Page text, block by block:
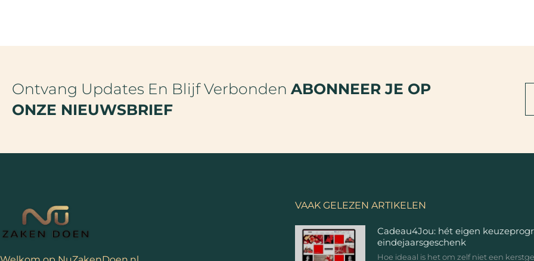
Ontvang Updates En Blijf Verbonden ABONNEER JE OP
ONZE NIEUWSBRIEF
VAAK GELEZEN ARTIKELEN
Cadeau4Jou: hét eigen
eindejaarsgeschenk
Hoe ideaal is het om zelf niet een